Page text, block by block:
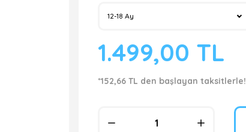
1.499,00 TL
*152,66 TL den başlayan taksitlerle!